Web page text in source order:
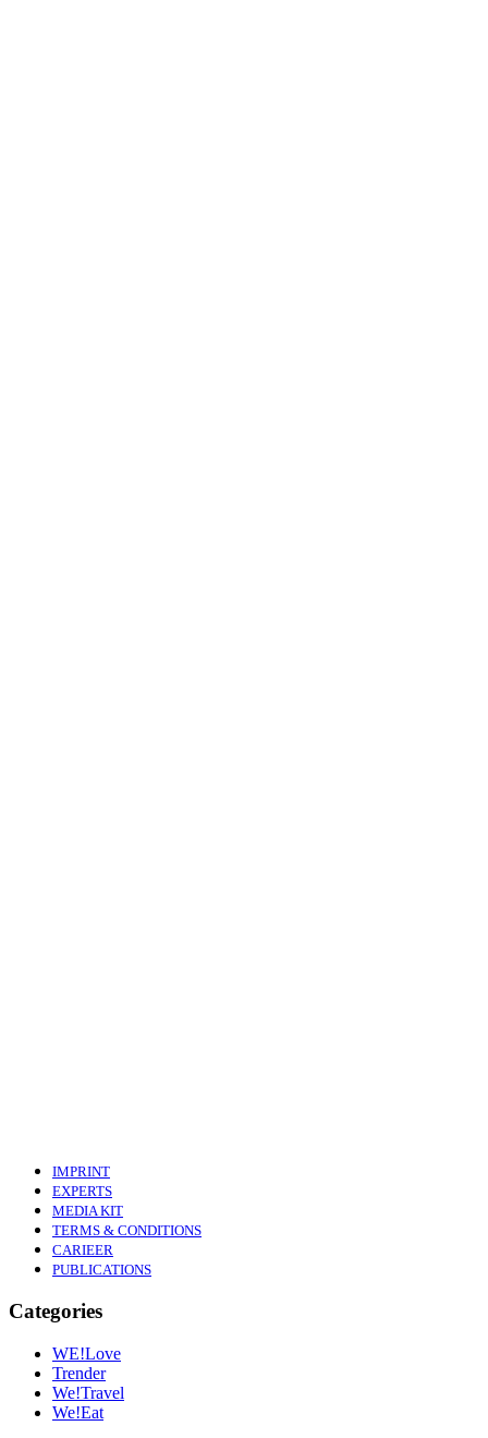
IMPRINT
EXPERTS
MEDIA KIT
TERMS & CONDITIONS
CARIEER
PUBLICATIONS
Categories
WE!Love
Trender
We!Travel
We!Eat